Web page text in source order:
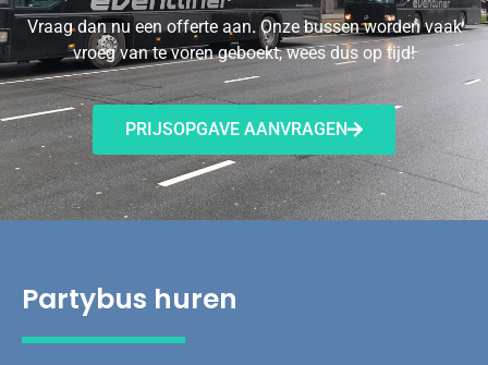
Vraag dan nu een offerte aan. Onze bussen worden vaak
vroeg van te voren geboekt, wees dus op tijd!
PRIJSOPGAVE AANVRAGEN
Partybus huren